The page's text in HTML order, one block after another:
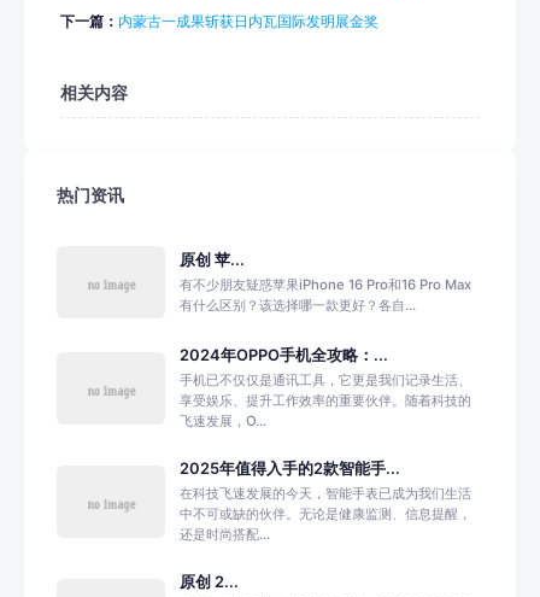
下一篇： 内蒙古一成果斩获日内瓦国际发明展金奖
相关内容
热门资讯
原创 苹...
有不少朋友疑惑苹果iPhone 16 Pro和16 Pro Max
有什么区别？该选择哪一款更好？各自...
2024年OPPO手机全攻略：...
手机已不仅仅是通讯工具，它更是我们记录生活、
享受娱乐、提升工作效率的重要伙伴。随着科技的
飞速发展，O...
2025年值得入手的2款智能手...
在科技飞速发展的今天，智能手表已成为我们生活
中不可或缺的伙伴。无论是健康监测、信息提醒，
还是时尚搭配...
原创 2...